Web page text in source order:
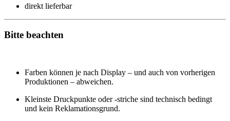
direkt lieferbar
Bitte beachten
Farben können je nach Display – und auch von vorherigen
Produktionen – abweichen.
Kleinste Druckpunkte oder -striche sind technisch bedingt
und kein Reklamationsgrund.